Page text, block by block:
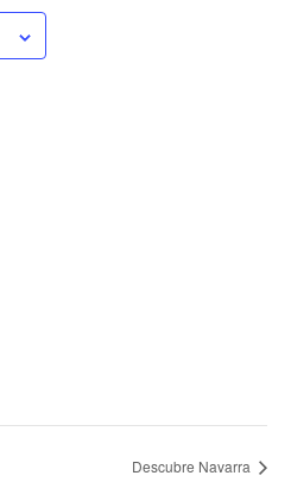
Descubre Navarra